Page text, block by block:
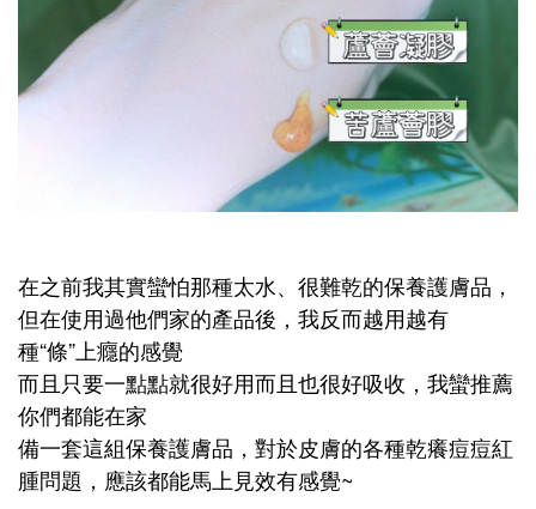
在之前我其實蠻怕那種太水、很難乾的保養護膚品，
但在使用過他們家的產品後，我反而越用越有
種“條”上癮的感覺
而且只要一點點就很好用而且也很好吸收，我蠻推薦
你們都能在家
備一套這組保養護膚品，對於皮膚的各種乾癢痘痘紅
腫問題，應該都能馬上見效有感覺~